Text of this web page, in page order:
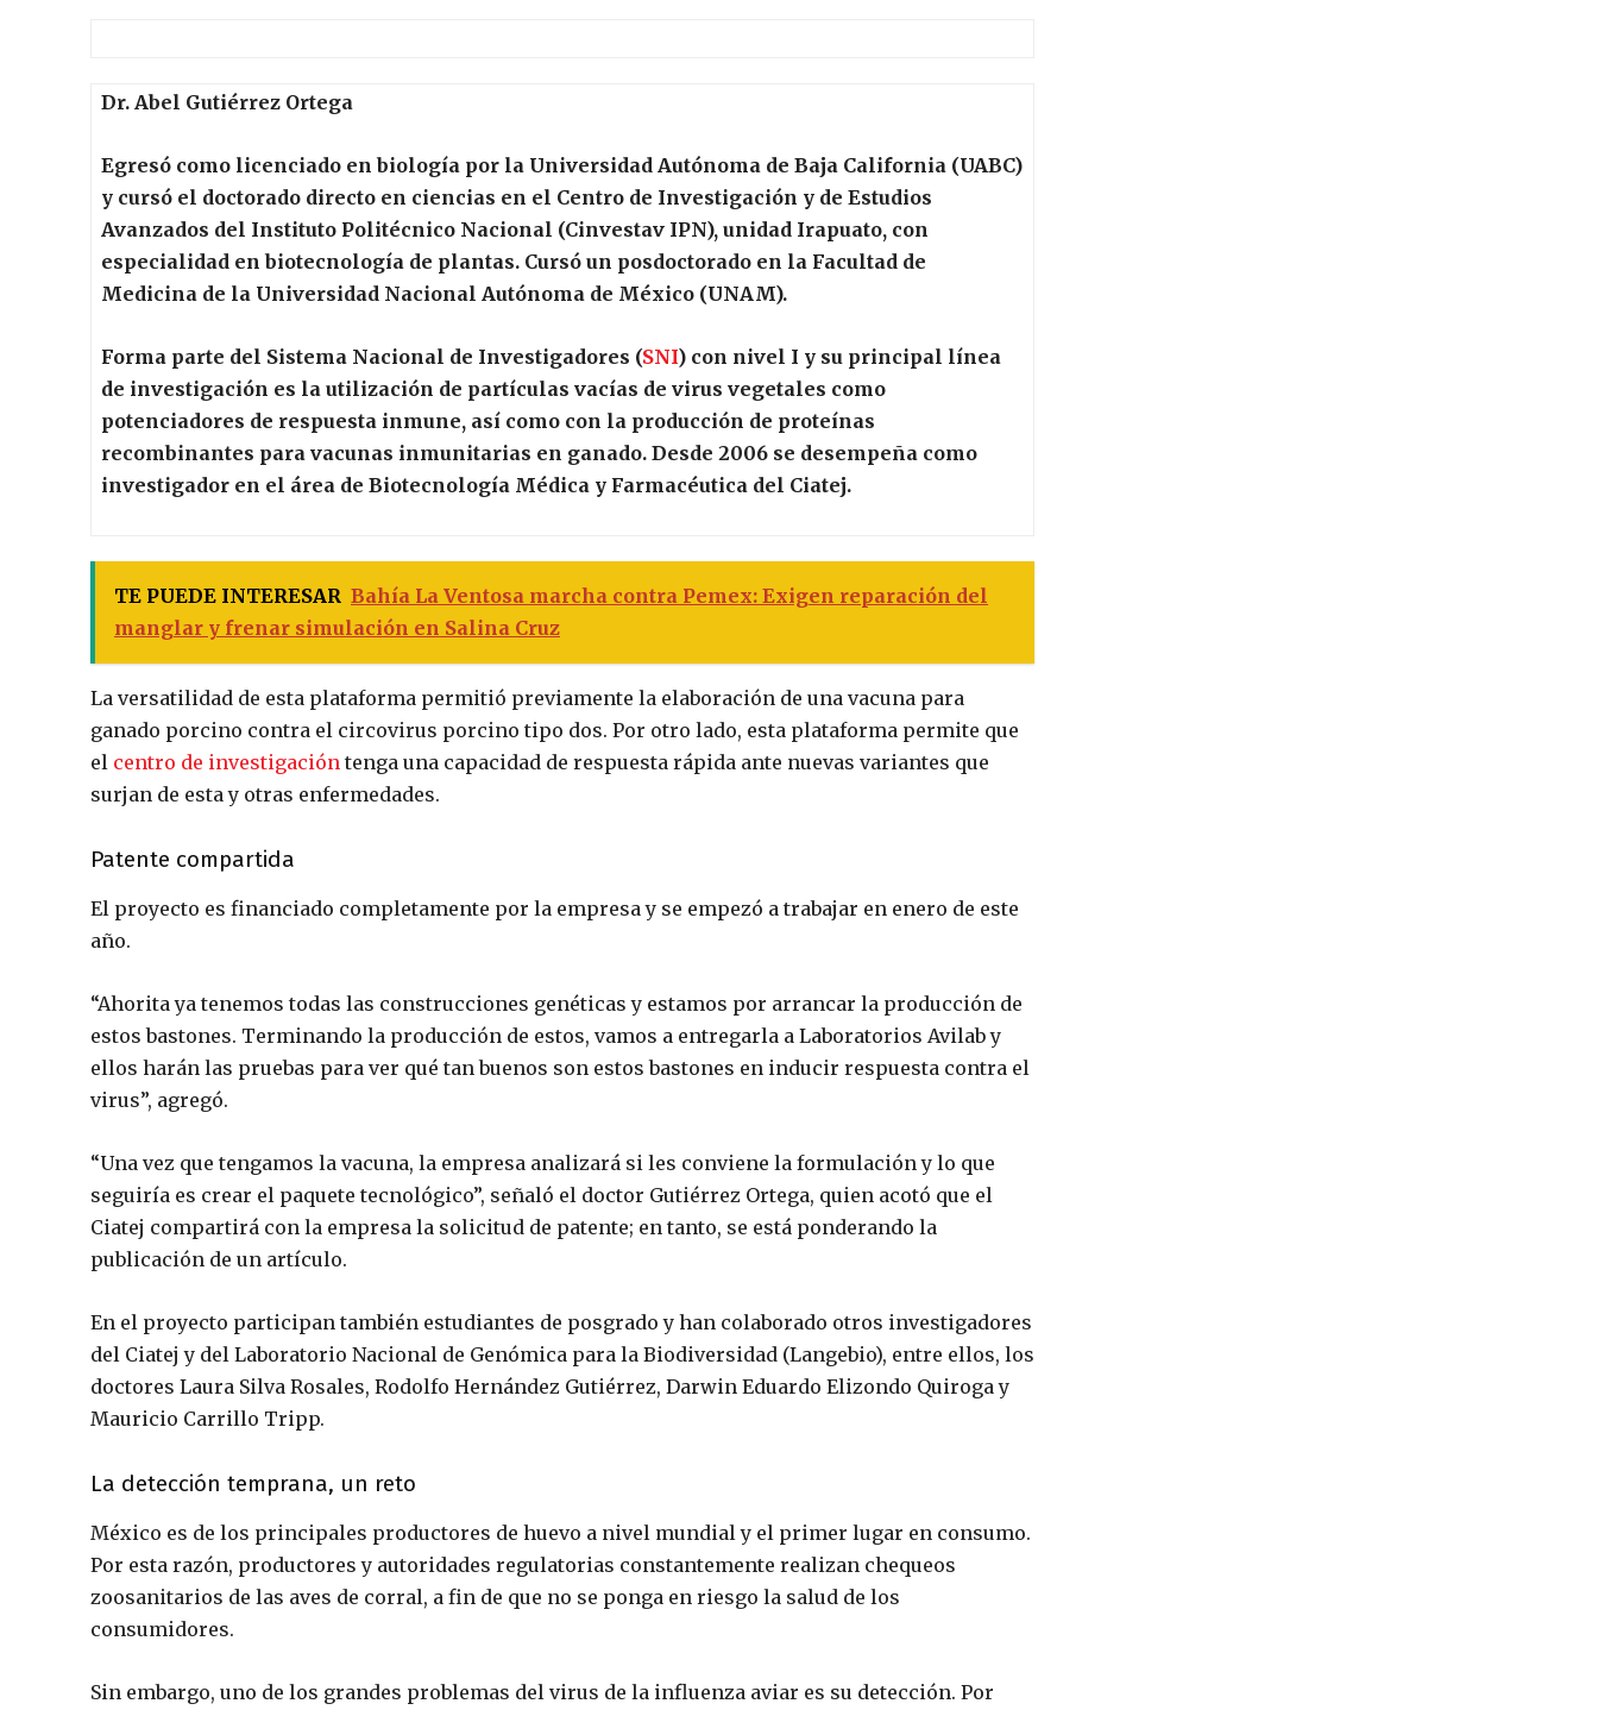
Dr. Abel Gutiérrez Ortega
Egresó como licenciado en biología por la Universidad Autónoma de Baja California (UABC)
y cursó el doctorado directo en ciencias en el Centro de Investigación y de Estudios
Avanzados del Instituto Politécnico Nacional (Cinvestav IPN), unidad Irapuato, con
especialidad en biotecnología de plantas. Cursó un posdoctorado en la Facultad de
Medicina de la Universidad Nacional Autónoma de México (UNAM).
Forma parte del Sistema Nacional de Investigadores (SNI) con nivel I y su principal línea
de investigación es la utilización de partículas vacías de virus vegetales como
potenciadores de respuesta inmune, así como con la producción de proteínas
recombinantes para vacunas inmunitarias en ganado. Desde 2006 se desempeña como
investigador en el área de Biotecnología Médica y Farmacéutica del Ciatej.
TE PUEDE INTERESAR Bahía La Ventosa marcha contra Pemex: Exigen reparación del
manglar y frenar simulación en Salina Cruz
La versatilidad de esta plataforma permitió previamente la elaboración de una vacuna para
ganado porcino contra el circovirus porcino tipo dos. Por otro lado, esta plataforma permite que
el centro de investigación tenga una capacidad de respuesta rápida ante nuevas variantes que
surjan de esta y otras enfermedades.
Patente compartida
El proyecto es financiado completamente por la empresa y se empezó a trabajar en enero de este
año.
“Ahorita ya tenemos todas las construcciones genéticas y estamos por arrancar la producción de
estos bastones. Terminando la producción de estos, vamos a entregarla a Laboratorios Avilab y
ellos harán las pruebas para ver qué tan buenos son estos bastones en inducir respuesta contra el
virus”, agregó.
“Una vez que tengamos la vacuna, la empresa analizará si les conviene la formulación y lo que
seguiría es crear el paquete tecnológico”, señaló el doctor Gutiérrez Ortega, quien acotó que el
Ciatej compartirá con la empresa la solicitud de patente; en tanto, se está ponderando la
publicación de un artículo.
En el proyecto participan también estudiantes de posgrado y han colaborado otros investigadores
del Ciatej y del Laboratorio Nacional de Genómica para la Biodiversidad (Langebio), entre ellos, los
doctores Laura Silva Rosales, Rodolfo Hernández Gutiérrez, Darwin Eduardo Elizondo Quiroga y
Mauricio Carrillo Tripp.
La detección temprana, un reto
México es de los principales productores de huevo a nivel mundial y el primer lugar en consumo.
Por esta razón, productores y autoridades regulatorias constantemente realizan chequeos
zoosanitarios de las aves de corral, a fin de que no se ponga en riesgo la salud de los
consumidores.
Sin embargo, uno de los grandes problemas del virus de la influenza aviar es su detección. Por